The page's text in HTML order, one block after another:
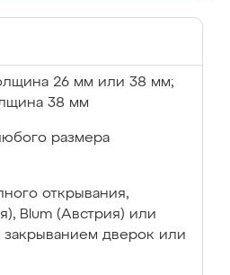
26 мм или 38 мм;
38 мм
размера
открывания,
Blum (Австрия) или
дверок или